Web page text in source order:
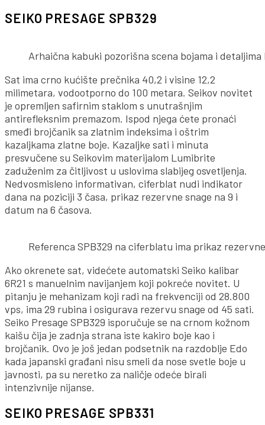
SEIKO PRESAGE SPB329
Arhaična kabuki pozorišna scena bojama i
Sat ima crno kućište prečnika 40,2 i visine 12,2
milimetara, vodootporno do 100 metara. Seikov novitet
je opremljen safirnim staklom s unutrašnjim
antirefleksnim premazom. Ispod njega ćete pronaći
smeđi brojčanik sa zlatnim indeksima i oštrim
kazaljkama zlatne boje. Kazaljke sati i minuta
presvučene su Seikovim materijalom Lumibrite
zaduženim za čitljivost u uslovima slabijeg osvetljenja.
Nedvosmisleno informativan, ciferblat nudi indikator
dana na poziciji 3 časa, prikaz rezervne snage na 9 i
datum na 6 časova.
Referenca SPB329 na ciferblatu ima prikaz
Ako okrenete sat, videćete automatski Seiko kalibar
6R21 s manuelnim navijanjem koji pokreće novitet. U
pitanju je mehanizam koji radi na frekvenciji od 28.800
vps, ima 29 rubina i osigurava rezervu snage od 45 sati.
Seiko Presage SPB329 isporučuje se na crnom kožnom
kaišu čija je zadnja strana iste kakiro boje kao i
brojčanik. Ovo je još jedan podsetnik na razdoblje Edo
kada japanski građani nisu smeli da nose svetle boje u
javnosti, pa su neretko za naličje odeće birali
intenzivnije nijanse.
SEIKO PRESAGE SPB331